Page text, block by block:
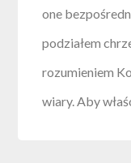
one
podziałem
rozumieniem
wiary. Aby